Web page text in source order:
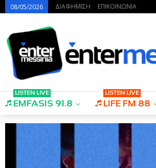
08/05/2026 ΔΙΑΦΗΜΙΣΗ ΕΠΙΚΟΙΝΩΝΙΑ
EMFASIS 91.8
LISTEN LIVE
LIFE FM 88
LISTEN LIVE